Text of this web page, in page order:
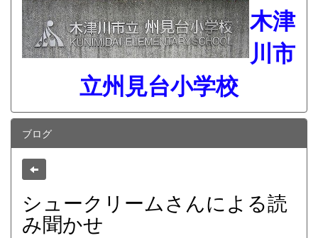
木津
川市
立州見台小学校
ブログ
シュークリームさんによる読
み聞かせ